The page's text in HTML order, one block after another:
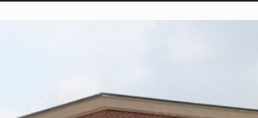
Jalisco, con complicidad de policías, afirma
de relaciones con México